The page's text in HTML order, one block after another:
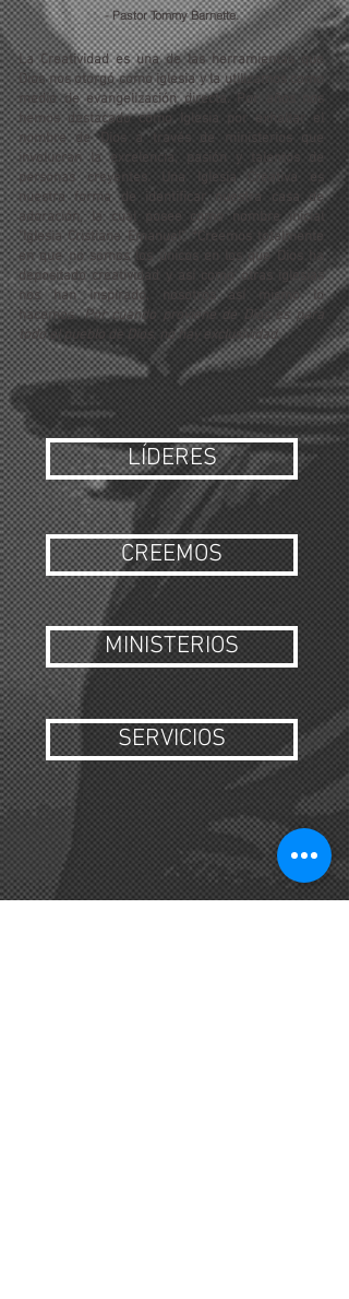
- Pastor Tommy Barnette.
La Creatividades una de las herramientas que
Dios nos otorgó como iglesia y la utilizamos como
medio de evangelización directa. Por años nos
hemos destacado como Iglesia por exhaltar el
nombre de Dios a través de ministerios que
involucran la excelencia, pasión y talentos de
personas creyentes. Una Iglesia Creativa es
nuestra forma de identificar nuestra casa de
adoración, la cual posee como nombre inicial
"Iglesia Cristiana Emanuel". *Creemos totalmente
en que no somos los únicos en los que Dios ha
depositado creatividad y así como otras iglesias
nos han inspirado, nosotros así mismo lo
hacemos.Por cuando proviene de Dios es para
todo el pueblo de Dios, no hay exclusividad.
LÍDERES
CREEMOS
MINISTERIOS
SERVICIOS